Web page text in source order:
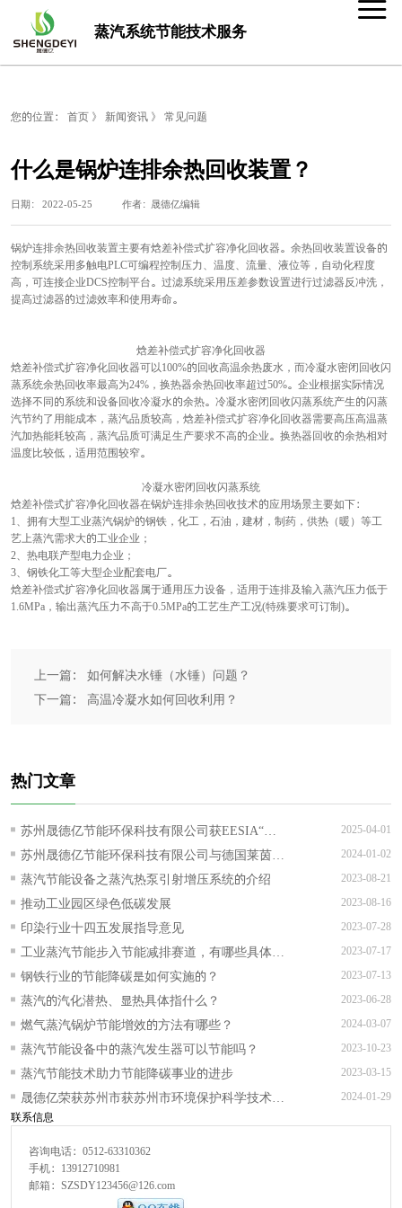
蒸汽系统节能技术服务
您的位置： 首页 》 新闻资讯 》 常见问题
什么是锅炉连排余热回收装置？
日期： 2022-05-25 作者：晟德亿编辑
锅炉连排余热回收装置主要有焓差补偿式扩容净化回收器。余热回收装置设备的
控制系统采用多触电PLC可编程控制压力、温度、流量、液位等，自动化程度
高，可连接企业DCS控制平台。过滤系统采用压差参数设置进行过滤器反冲洗，
提高过滤器的过滤效率和使用寿命。
焓差补偿式扩容净化回收器
焓差补偿式扩容净化回收器可以100%的回收高温余热废水，而冷凝水密闭回收闪
蒸系统余热回收率最高为24%，换热器余热回收率超过50%。企业根据实际情况
选择不同的系统和设备回收冷凝水的余热。冷凝水密闭回收闪蒸系统产生的闪蒸
汽节约了用能成本，蒸汽品质较高，焓差补偿式扩容净化回收器需要高压高温蒸
汽加热能耗较高，蒸汽品质可满足生产要求不高的企业。换热器回收的余热相对
温度比较低，适用范围较窄。
冷凝水密闭回收闪蒸系统
焓差补偿式扩容净化回收器在锅炉连排余热回收技术的应用场景主要如下：
1、拥有大型工业蒸汽锅炉的钢铁，化工，石油，建材，制药，供热（暖）等工
艺上蒸汽需求大的工业企业；
2、热电联产型电力企业；
3、钢铁化工等大型企业配套电厂。
焓差补偿式扩容净化回收器属于通用压力设备，适用于连排及输入蒸汽压力低于
1.6MPa，输出蒸汽压力不高于0.5MPa的工艺生产工况(特殊要求可订制)。
上一篇： 如何解决水锤（水锤）问题？
下一篇： 高温冷凝水如何回收利用？
热门文章
苏州晟德亿节能环保科技有限公司获EESIA“节
能降碳技术服务能力评价AAA级”证书！
2025-04-01
苏州晟德亿节能环保科技有限公司与德国莱茵
TUV可持续发展战略合作正式签约
2024-01-02
蒸汽节能设备之蒸汽热泵引射增压系统的介绍 2023-08-21
推动工业园区绿色低碳发展 2023-08-16
印染行业十四五发展指导意见 2023-07-28
工业蒸汽节能步入节能减排赛道，有哪些具体的
实施措施？
2023-07-17
钢铁行业的节能降碳是如何实施的？ 2023-07-13
蒸汽的汽化潜热、显热具体指什么？ 2023-06-28
燃气蒸汽锅炉节能增效的方法有哪些？ 2024-03-07
蒸汽节能设备中的蒸汽发生器可以节能吗？ 2023-10-23
蒸汽节能技术助力节能降碳事业的进步 2023-03-15
晟德亿荣获苏州市获苏州市环境保护科学技术一
等奖等多项奖项
2024-01-29
联系信息
咨询电话：0512-63310362
手机：13912710981
邮箱：SZSDY123456@126.com